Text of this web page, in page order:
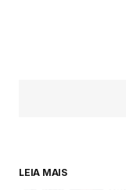
LEIA MAIS